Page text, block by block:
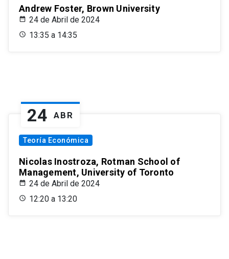
Andrew Foster, Brown University
24 de Abril de 2024
13:35 a 14:35
24 ABR
Teoría Económica
Nicolas Inostroza, Rotman School of
Management, University of Toronto
24 de Abril de 2024
12:20 a 13:20